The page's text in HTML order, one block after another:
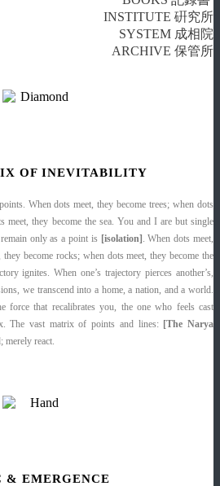
INSTITUTE 硏究所
SYSTEM 成相院
ARCHIVE 保管所
OF INEVITABILITY
When dots meet, they become trees; when dots
meet, they become the sea. You and I are but single
only as a point is [isolation] . When dots meet,
become rocks; when dots meet, they become the
ignites. When one’s trajectory pierces another’s,
we transcend into a home, a nation, and a world.
force that recalibrates you, the one who feels cast
The vast matrix of points and lines: [The Narya
merely react.
& EMERGENCE